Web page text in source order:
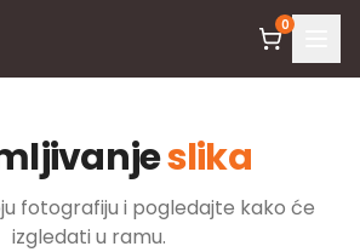
0
slika
fotografiju i pogledajte kako će
izgledati u ramu.